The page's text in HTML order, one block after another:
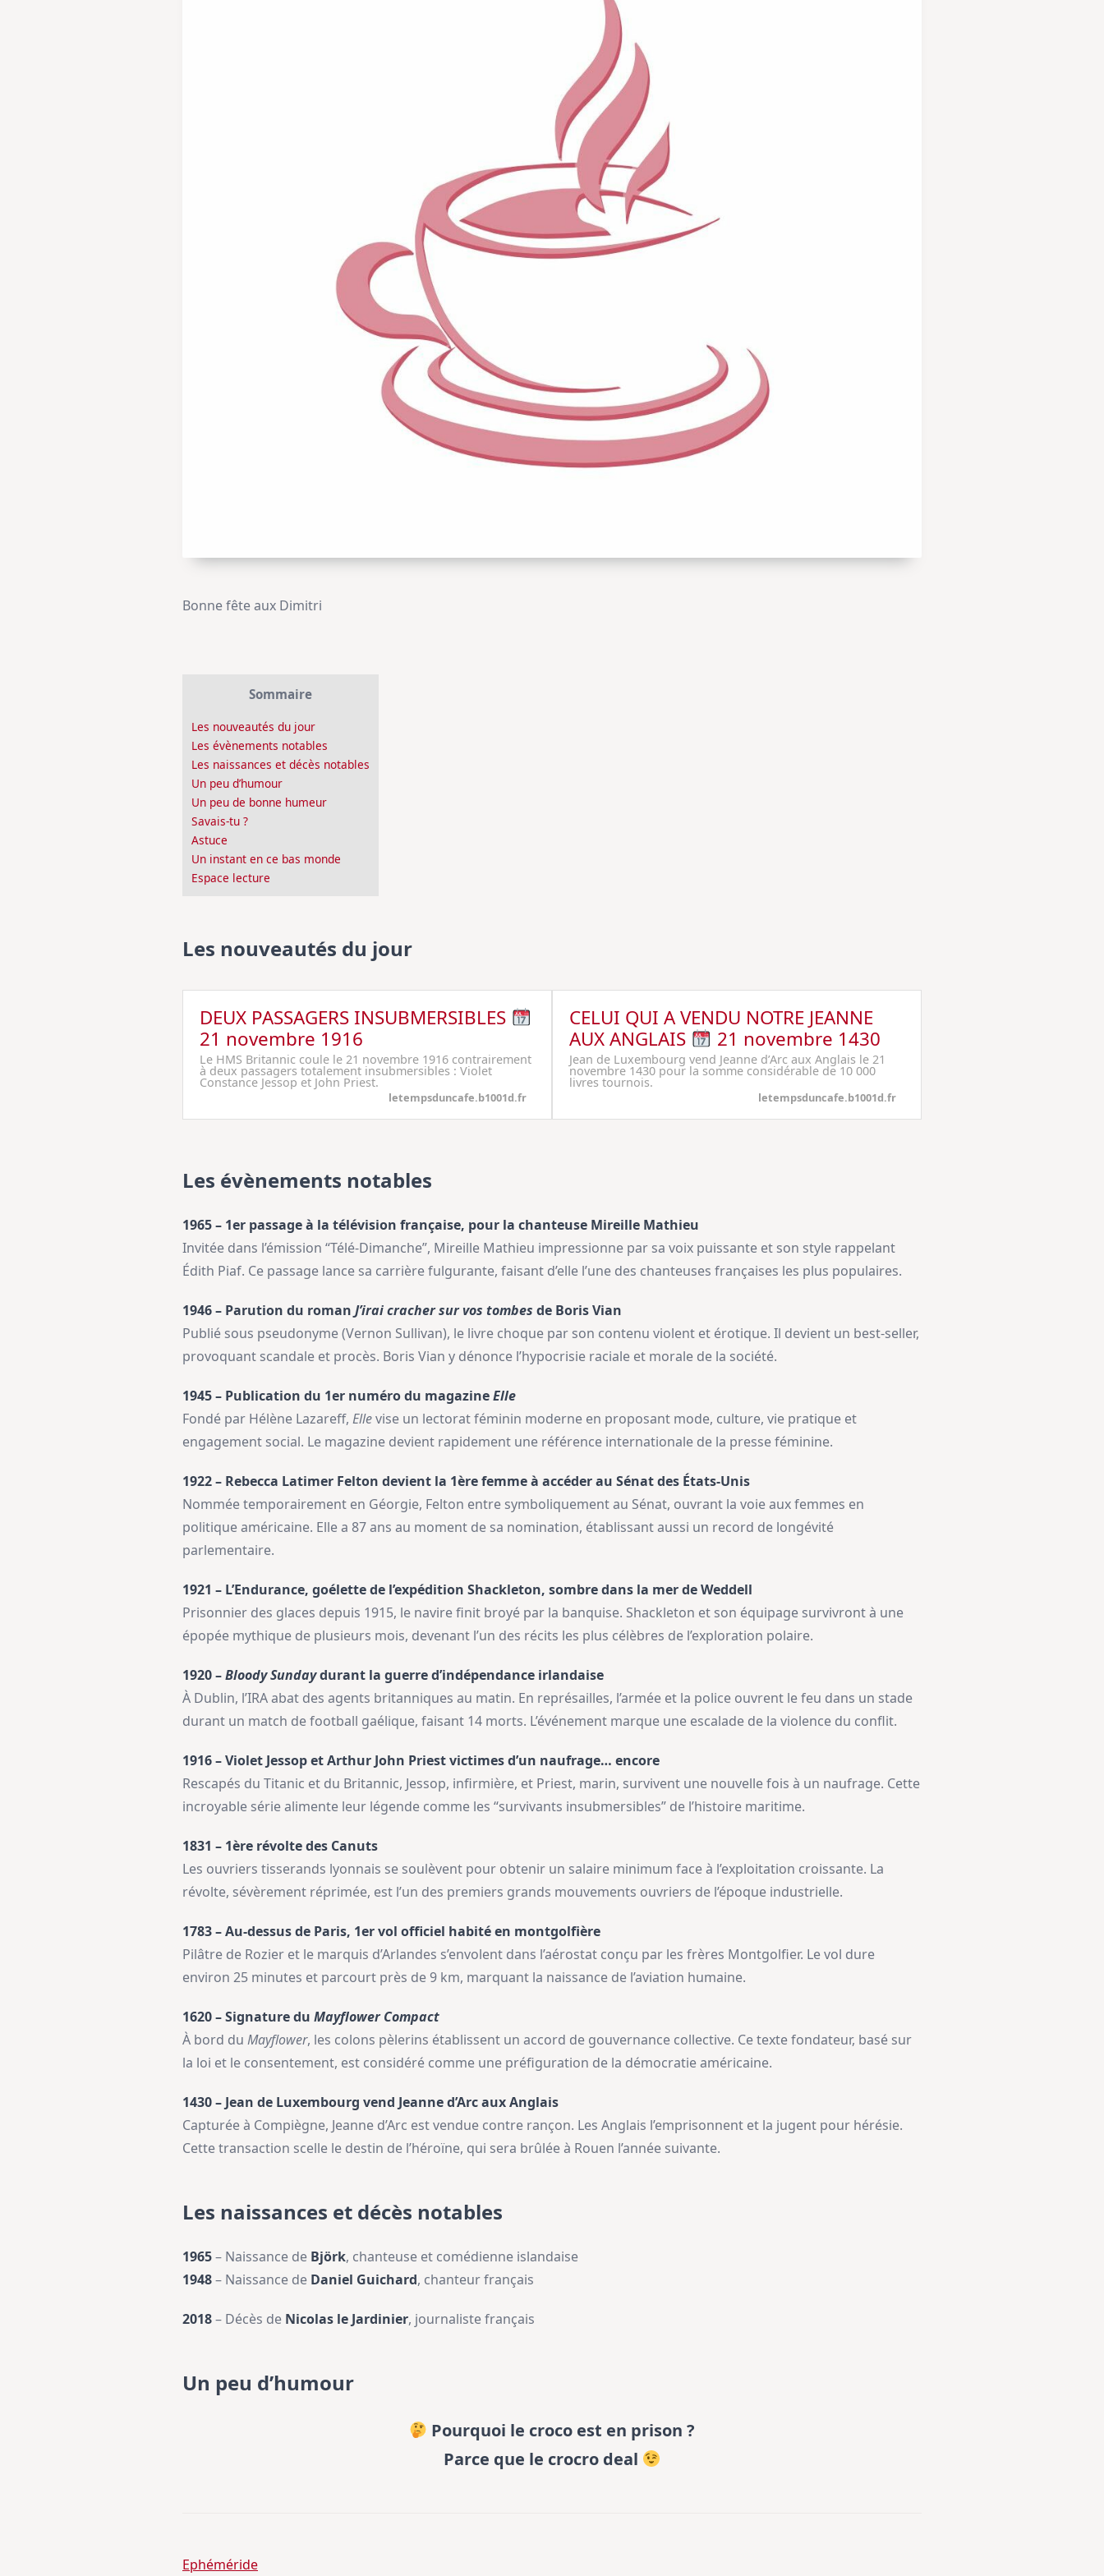
Bonne fête aux Dimitri
Sommaire
Les nouveautés du jour
Les évènements notables
Les naissances et décès notables
Un peu d’humour
Un peu de bonne humeur
Savais-tu ?
Astuce
Un instant en ce bas monde
Espace lecture
Les nouveautés du jour
DEUX PASSAGERS INSUBMERSIBLES
21 novembre 1916
Le HMS Britannic coule le 21 novembre 1916 contrairement
à deux passagers totalement insubmersibles : Violet
Constance Jessop et John Priest.
letempsduncafe.b1001d.fr
CELUI QUI A VENDU NOTRE JEANNE
AUX ANGLAIS
21 novembre 1430
Jean de Luxembourg vend Jeanne d’Arc aux Anglais le 21
novembre 1430 pour la somme considérable de 10 000
livres tournois.
letempsduncafe.b1001d.fr
Les évènements notables
1965 – 1er passage à la télévision française, pour la chanteuse Mireille Mathieu
Invitée dans l’émission “Télé-Dimanche”, Mireille Mathieu impressionne par sa voix puissante et son style rappelant
Édith Piaf. Ce passage lance sa carrière fulgurante, faisant d’elle l’une des chanteuses françaises les plus populaires.
1946 – Parution du roman J’irai cracher sur vos tombes de Boris Vian
Publié sous pseudonyme (Vernon Sullivan), le livre choque par son contenu violent et érotique. Il devient un best-seller,
provoquant scandale et procès. Boris Vian y dénonce l’hypocrisie raciale et morale de la société.
1945 – Publication du 1er numéro du magazineElle
Fondé par Hélène Lazareff, Ellevise un lectorat féminin moderne en proposant mode, culture, vie pratique et
engagement social. Le magazine devient rapidement une référence internationale de la presse féminine.
1922 – Rebecca Latimer Felton devient la 1ère femme à accéder au Sénat des États-Unis
Nommée temporairement en Géorgie, Felton entre symboliquement au Sénat, ouvrant la voie aux femmes en
politique américaine. Elle a 87 ans au moment de sa nomination, établissant aussi un record de longévité
parlementaire.
1921 – L’Endurance, goélette de l’expédition Shackleton, sombre dans la mer de Weddell
Prisonnier des glaces depuis 1915, le navire finit broyé par la banquise. Shackleton et son équipage survivront à une
épopée mythique de plusieurs mois, devenant l’un des récits les plus célèbres de l’exploration polaire.
1920 –Bloody Sundaydurant la guerre d’indépendance irlandaise
À Dublin, l’IRA abat des agents britanniques au matin. En représailles, l’armée et la police ouvrent le feu dans un stade
durant un match de football gaélique, faisant 14 morts. L’événement marque une escalade de la violence du conflit.
1916 – Violet Jessop et Arthur John Priest victimes d’un naufrage… encore
Rescapés du Titanic et du Britannic, Jessop, infirmière, et Priest, marin, survivent une nouvelle fois à un naufrage. Cette
incroyable série alimente leur légende comme les “survivants insubmersibles” de l’histoire maritime.
1831 – 1ère révolte des Canuts
Les ouvriers tisserands lyonnais se soulèvent pour obtenir un salaire minimum face à l’exploitation croissante. La
révolte, sévèrement réprimée, est l’un des premiers grands mouvements ouvriers de l’époque industrielle.
1783 – Au-dessus de Paris, 1er vol officiel habité en montgolfière
Pilâtre de Rozier et le marquis d’Arlandes s’envolent dans l’aérostat conçu par les frères Montgolfier. Le vol dure
environ 25 minutes et parcourt près de 9 km, marquant la naissance de l’aviation humaine.
1620 – Signature du Mayflower Compact
À bord du Mayflower, les colons pèlerins établissent un accord de gouvernance collective. Ce texte fondateur, basé sur
la loi et le consentement, est considéré comme une préfiguration de la démocratie américaine.
1430 – Jean de Luxembourg vend Jeanne d’Arc aux Anglais
Capturée à Compiègne, Jeanne d’Arc est vendue contre rançon. Les Anglais l’emprisonnent et la jugent pour hérésie.
Cette transaction scelle le destin de l’héroïne, qui sera brûlée à Rouen l’année suivante.
Les naissances et décès notables
1965– Naissance de Björk, chanteuse et comédienne islandaise
1948– Naissance de Daniel Guichard, chanteur français
2018– Décès de Nicolas le Jardinier, journaliste français
Un peu d’humour
Pourquoi le croco est en prison ?
Parce que le crocro deal
Ephéméride